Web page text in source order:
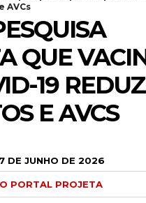
AVCs
QUE
19 REDUZ
E AVCS
DE JUNHO DE 2026
PORTAL PROJETA